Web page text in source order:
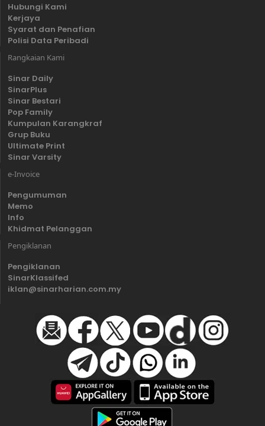
Hubungi Kami
Kerjaya
Syarat dan Penafian
Polisi Data Peribadi
Rangkaian Kami
Sinar Daily
SinarPlus
Sinar Bestari
Pop Family
Kumpulan Karangkraf
Grup Buku
Ultimate Print
Sinar Varsity
e-Invoice
Pengumuman
Memo
Info
Khidmat Pelanggan
Pengiklanan
Pengiklanan
SinarKlassifed
iklan@sinarharian.com.my